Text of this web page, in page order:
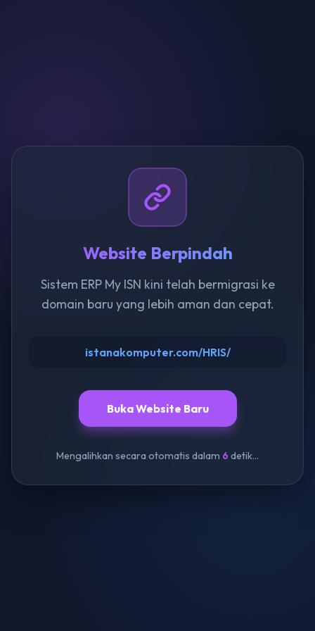
Website Berpindah
Sistem ERP My ISN kini telah bermigrasi ke
domain baru yang lebih aman dan cepat.
istanakomputer.com/HRIS/
Buka Website Baru
Mengalihkan secara otomatis dalam 6 detik...